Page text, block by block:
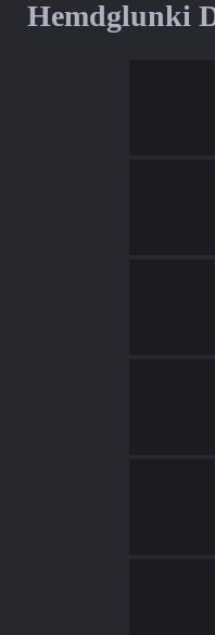
Hemdglunki